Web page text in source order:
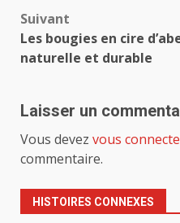
Suivant
Les bougies en cire
naturelle et durable
Laisser un
Vous devez vous
commentaire.
HISTOIRES CONNEXES